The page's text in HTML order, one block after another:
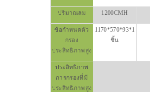
ปริมาณลม 1200CMH
ข้อกำหนดตัว
กรอง
ประสิทธิภาพสูง
1170*570*93*1
ชิ้น
ประสิทธิภาพ
การกรองที่มี
ประสิทธิภาพสูง